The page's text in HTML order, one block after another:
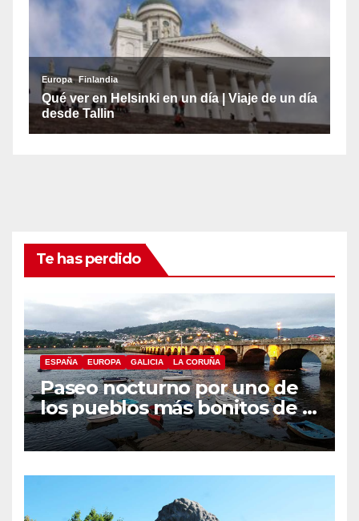
Te has perdido
ESPAÑA EUROPA GALICIA LA CORUÑA
Paseo nocturno por uno de
los pueblos más bonitos de A
Coruña, Puentedeume